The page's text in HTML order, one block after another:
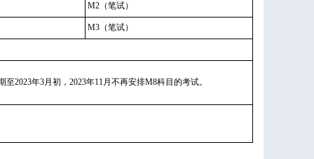
M2（笔试）
M3（笔试）
2023年3月初，2023年11月不再安排M8科目的考试。